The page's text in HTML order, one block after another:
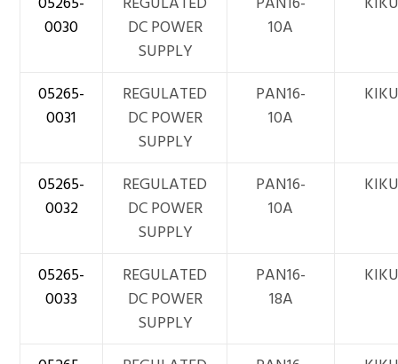
0030
DC POWER
SUPPLY
10A
05265-
0031
REGULATED
DC POWER
SUPPLY
PAN16-
10A
05265-
0032
REGULATED
DC POWER
SUPPLY
PAN16-
10A
05265-
0033
REGULATED
DC POWER
SUPPLY
PAN16-
18A